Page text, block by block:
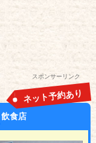
スポンサーリンク
飲食店
ネット予約あり